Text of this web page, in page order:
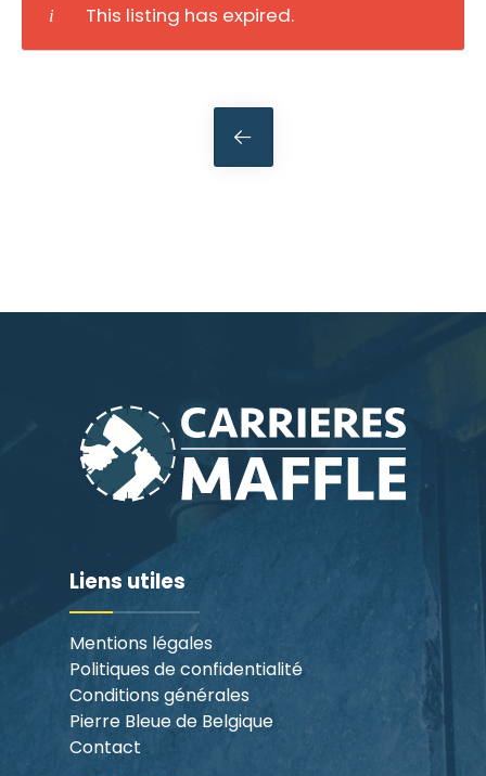
This listing has expired.
Liens utiles
Mentions légales
Politiques de confidentialité
Conditions générales
Pierre Bleue de Belgique
Contact